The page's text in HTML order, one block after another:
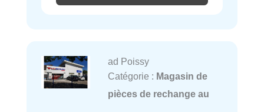
ad Poissy
Catégorie : Magasin de
pièces de rechange au